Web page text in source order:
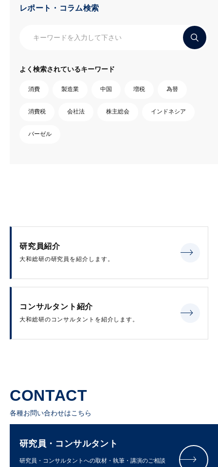
レポート・コラム検索
よく検索されているキーワード
消費 製造業 中国 増税 為替
消費税 会社法 株主総会 インドネシア
バーゼル
研究員紹介
大和総研の研究員を紹介します。
コンサルタント紹介
大和総研のコンサルタントを紹介します。
CONTACT
各種お問い合わせはこちら
研究員・コンサルタント
研究員・コンサルタントへの取材・執筆・講演のご相談